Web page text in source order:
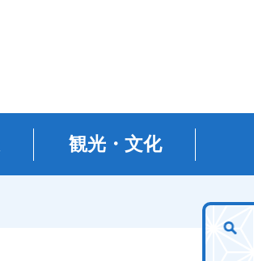
観光・文化